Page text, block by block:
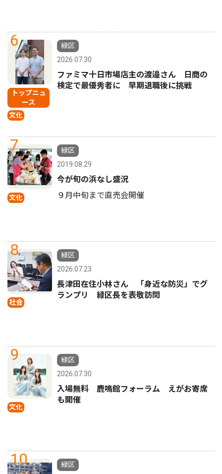
6
トップニュ
ース
文化
緑区
2026.07.30
ファミマ十日市場店主の渡邉さん 日商の
検定で最優秀者に 早期退職後に挑戦
7
文化
緑区
2019.08.29
今が旬の浜なし盛況
９月中旬まで直売会開催
8
社会
緑区
2026.07.23
長津田在住小林さん 「身近な防災」でグ
ランプリ 緑区長を表敬訪問
9
文化
緑区
2026.07.30
入場無料 鹿鳴館フォーラム えがお寄席
も開催
10
緑区